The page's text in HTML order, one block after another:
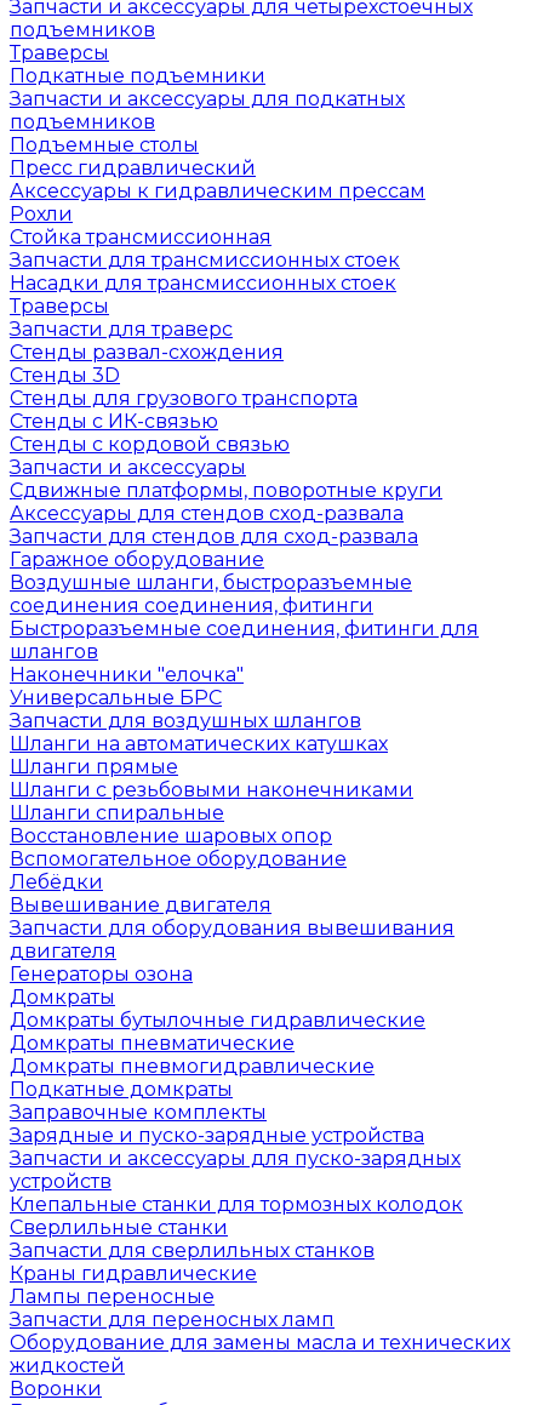
Запчасти и аксессуары для четырехстоечных
подъемников
Траверсы
Подкатные подъемники
Запчасти и аксессуары для подкатных
подъемников
Подъемные столы
Пресс гидравлический
Аксессуары к гидравлическим прессам
Рохли
Стойка трансмиссионная
Запчасти для трансмиссионных стоек
Насадки для трансмиссионных стоек
Траверсы
Запчасти для траверс
Стенды развал-схождения
Стенды 3D
Стенды для грузового транспорта
Стенды с ИК-связью
Стенды с кордовой связью
Запчасти и аксессуары
Сдвижные платформы, поворотные круги
Аксессуары для стендов сход-развала
Запчасти для стендов для сход-развала
Гаражное оборудование
Воздушные шланги, быстроразъемные
соединения соединения, фитинги
Быстроразъемные соединения, фитинги для
шлангов
Наконечники "елочка"
Универсальные БРС
Запчасти для воздушных шлангов
Шланги на автоматических катушках
Шланги прямые
Шланги с резьбовыми наконечниками
Шланги спиральные
Восстановление шаровых опор
Вспомогательное оборудование
Лебёдки
Вывешивание двигателя
Запчасти для оборудования вывешивания
двигателя
Генераторы озона
Домкраты
Домкраты бутылочные гидравлические
Домкраты пневматические
Домкраты пневмогидравлические
Подкатные домкраты
Заправочные комплекты
Зарядные и пуско-зарядные устройства
Запчасти и аксессуары для пуско-зарядных
устройств
Клепальные станки для тормозных колодок
Сверлильные станки
Запчасти для сверлильных станков
Краны гидравлические
Лампы переносные
Запчасти для переносных ламп
Оборудование для замены масла и технических
жидкостей
Воронки